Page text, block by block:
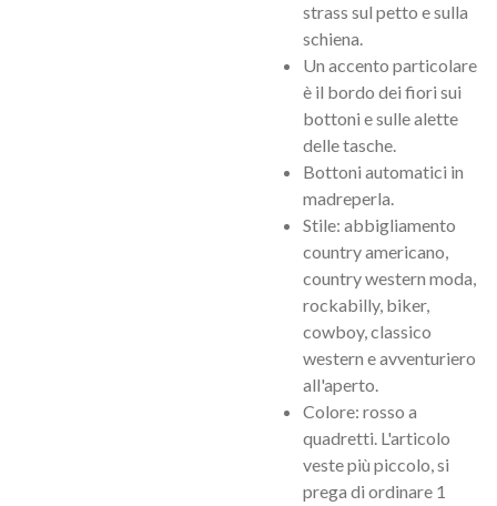
strass sul petto e sulla
schiena.
Un accento particolare
è il bordo dei fiori sui
bottoni e sulle alette
delle tasche.
Bottoni automatici in
madreperla.
Stile: abbigliamento
country americano,
country western moda,
rockabilly, biker,
cowboy, classico
western e avventuriero
all'aperto.
Colore: rosso a
quadretti. L'articolo
veste più piccolo, si
prega di ordinare 1